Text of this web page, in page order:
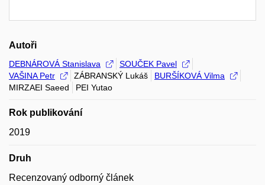
Autoři
DEBNÁROVÁ Stanislava
SOUČEK Pavel
VAŠINA Petr
ZÁBRANSKÝ Lukáš
BURŠÍKOVÁ Vilma
MIRZAEI Saeed
PEI Yutao
Rok publikování
2019
Druh
Recenzovaný odborný článek